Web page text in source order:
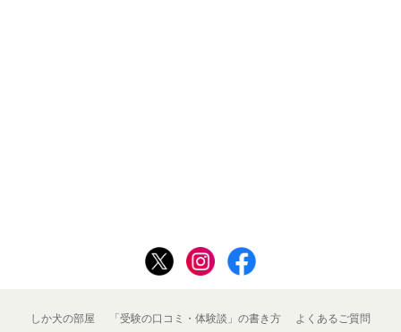
しか犬の部屋 「受験の口コミ・体験談」の書き方 よくあるご質問